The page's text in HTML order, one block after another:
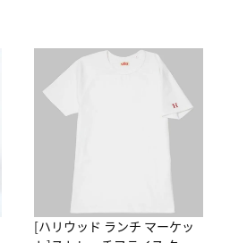
[ハリウッド ランチ マーケッ